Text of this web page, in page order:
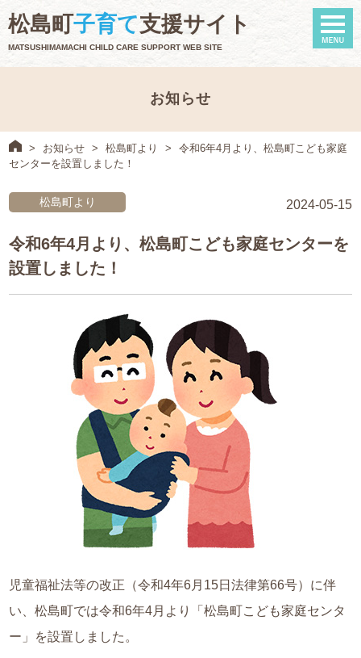
松島町子育て支援サイト
MATSUSHIMAMACHI CHILD CARE SUPPORT WEB SITE
お知らせ
> お知らせ > 松島町より >
令和6年4月より、松島町こども家庭
センターを設置しました！
2024-05-15
松島町より
令和6年4月より、松島町こども家庭センターを
設置しました！
児童福祉法等の改正（令和4年6月15日法律第66号）に伴
い、松島町では令和6年4月より「松島町こども家庭センタ
ー」を設置しました。